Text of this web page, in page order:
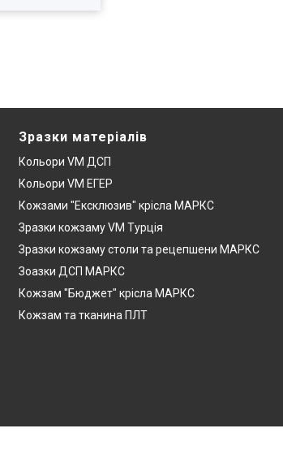
Зразки матеріалів
Кольори VM ДСП
Кольори VM ЕГЕР
Кожзами "Ексклюзив" крісла МАРКС
Зразки кожзаму VM Турція
Зразки кожзаму столи та рецепшени МАРКС
Зоазки ДСП МАРКС
Кожзам "Бюджет" крісла МАРКС
Кожзам та тканина ПЛТ